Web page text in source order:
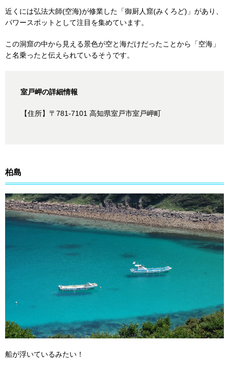
近くには弘法大師(空海)が修業した「御厨人窟(みくろど)」があり、
パワースポットとして注目を集めています。
この洞窟の中から見える景色が空と海だけだったことから「空海」
と名乗ったと伝えられているそうです。
室戸岬の詳細情報
【住所】〒781-7101 高知県室戸市室戸岬町
柏島
船が浮いているみたい！